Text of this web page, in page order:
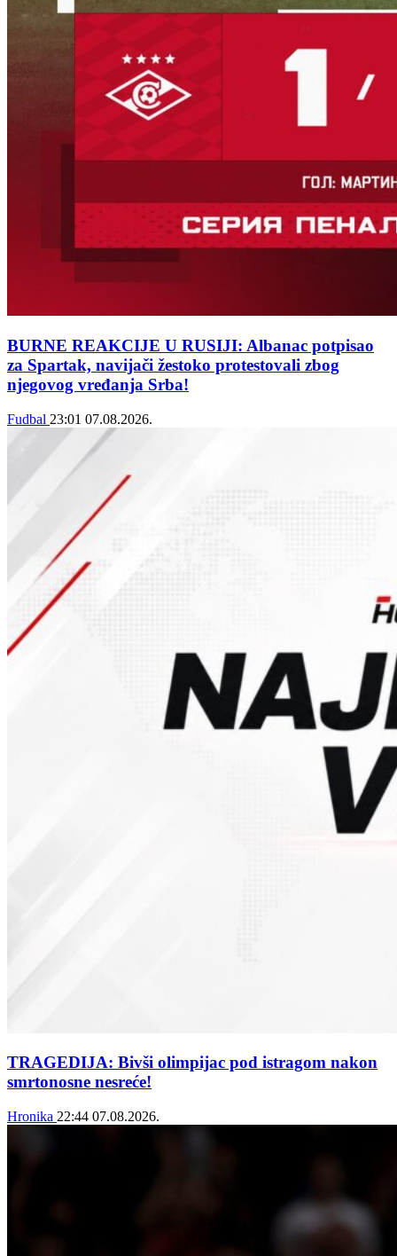
BURNE REAKCIJE U RUSIJI: Albanac potpisao
za Spartak, navijači žestoko protestovali zbog
njegovog vređanja Srba!
Fudbal 23:01 07.08.2026.
TRAGEDIJA: Bivši olimpijac pod istragom nakon
smrtonosne nesreće!
Hronika 22:44 07.08.2026.